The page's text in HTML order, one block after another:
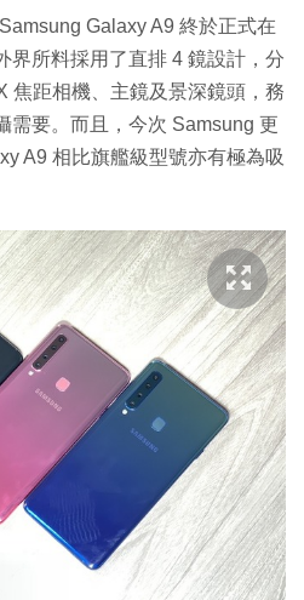
Galaxy A9 終於正式在
界所料採用了直排 4 鏡設計，分
焦距相機、主鏡及景深鏡頭，務
需要。而且，今次 Samsung 更
A9 相比旗艦級型號亦有極為吸